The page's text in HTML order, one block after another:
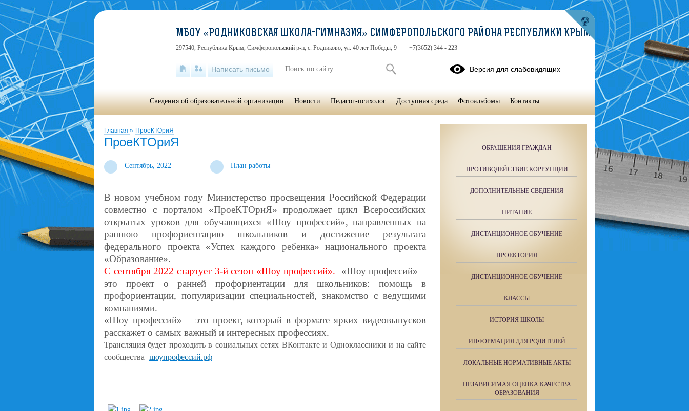
Главная » ПроеКТОриЯ
ПроеКТОриЯ
Сентябрь, 2022 План работы
В новом учебном году Министерство просвещения Российской Федерации
совместно с порталом «ПроеКТОриЯ» продолжает цикл Всероссийских
открытых уроков для обучающихся «Шоу профессий», направленных на
раннюю профориентацию школьников и достижение результата
федерального проекта «Успех каждого ребенка» национального проекта
«Образование».
С сентября 2022 стартует 3-й сезон «Шоу профессий». «Шоу профессий» –
это проект о ранней профориентации для школьников: помощь в
профориентации, популяризации специальностей, знакомство с ведущими
компаниями.
«Шоу профессий» – это проект, который в формате ярких видеовыпусков
расскажет о самых важный и интересных профессиях.
Трансляция будет проходить в социальных сетях ВКонтакте и Одноклассники и на сайте
сообщества шоупрофессий.рф
ОБРАЩЕНИЯ ГРАЖДАН
ПРОТИВОДЕЙСТВИЕ КОРРУПЦИИ
ДОПОЛНИТЕЛЬНЫЕ СВЕДЕНИЯ
ПИТАНИЕ
ДИСТАНЦИОННОЕ ОБУЧЕНИЕ
ПРОЕКТОРИЯ
ДИСТАНЦИОННОЕ ОБУЧЕНИЕ
КЛАССЫ
ИСТОРИЯ ШКОЛЫ
ИНФОРМАЦИЯ ДЛЯ РОДИТЕЛЕЙ
ЛОКАЛЬНЫЕ НОРМАТИВНЫЕ АКТЫ
НЕЗАВИСИМАЯ ОЦЕНКА КАЧЕСТВА
ОБРАЗОВАНИЯ
МБОУ «РОДНИКОВСКАЯ ШКОЛА-ГИМНАЗИЯ» СИМФЕРОПОЛЬСКОГО РАЙОНА РЕСПУБЛИКИ КРЫМ
297540, Республика Крым, Симферопольский р-н, с. Родниково, ул. 40 лет Победы, 9 +7(3652) 344 - 223
Написать письмо Версия для слабовидящих
Сведения об образовательной организации Новости Педагог-психолог Доступная среда Фотоальбомы Контакты